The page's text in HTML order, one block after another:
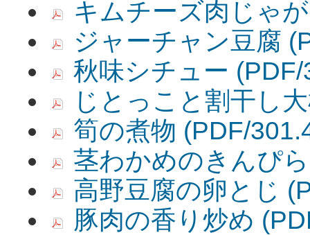
キムチーズ肉じゃが
ジャーチャン豆腐
秋味シチュー
じとっこと割干し
筍の煮物 (PDF/
茎わかめのきんぴら
高野豆腐の卵とじ
豚肉の香り炒め